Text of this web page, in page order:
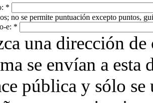
*
no se permite puntuación excepto puntos,
e: *
una dirección
se envían a
pública y sólo